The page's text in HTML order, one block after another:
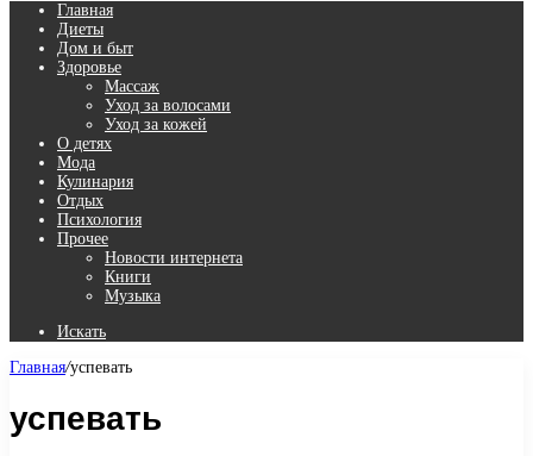
Главная
Диеты
Дом и быт
Здоровье
Массаж
Уход за волосами
Уход за кожей
О детях
Мода
Кулинария
Отдых
Психология
Прочее
Новости интернета
Книги
Музыка
Искать
Главная/успевать
успевать